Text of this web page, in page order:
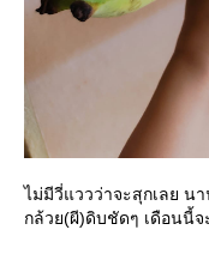
ไม่มีวี่แววว่าจะสุกเลย น
กล้วย(ผี)ดิบชัดๆ เดือนนี้